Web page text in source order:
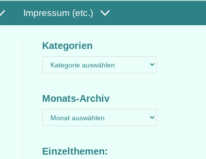
Impressum (etc.)
Kategorien
Monats-Archiv
Einzelthemen: